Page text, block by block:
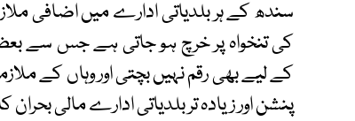
سندھ کے ہر بلدیاتی ادارے میں اضافی
کی تنخواہ پر خرچ ہو جاتی ہے جس سے بعض
کے لیے بھی رقم نہیں بچتی اور وہاں کے
پنشن اور زیادہ تر بلدیاتی ادارے مالی